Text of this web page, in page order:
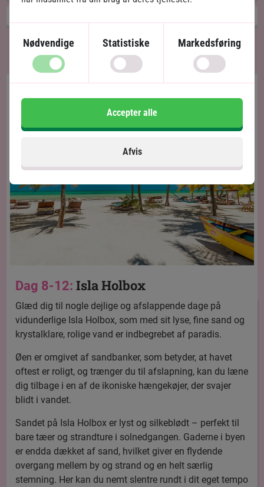
Dag 8-12:Isla Holbox
Glæd dig til nogle dejlige og afslappende dage på
vidunderlige Isla Holbox, som med sit lyse, fine sand og
krystalklare, rolige vand er indbegrebet af paradis.
Øen er omgivet af sandbanker, som betyder, at havet
oftest er roligt, og trænger du til afslapning, kan du læne
dig tilbage i en af de ikoniske hængekøjer, der svajer
blidt i vandet.
Sandet på Isla Holbox er lyst og silkeblødt – perfekt til
bare tæer og strandture i solnedgangen. Gaderne i byen
er endda dækket af sand, hvilket giver en flydende
overgang mellem by og strand og en helt særlig
stemning. Her kan du nemt slentre rundt i dit eget tempo
Nødvendige Statistiske Markedsføring
Afvis
Accepter alle